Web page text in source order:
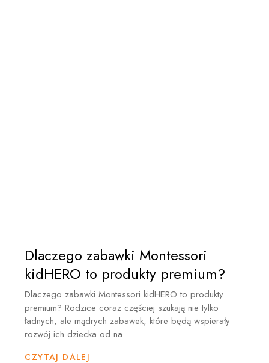
Dlaczego zabawki Montessori
kidHERO to produkty premium?
Dlaczego zabawki Montessori kidHERO to produkty
premium? Rodzice coraz częściej szukają nie tylko
ładnych, ale mądrych zabawek, które będą wspierały
rozwój ich dziecka od na
CZYTAJ DALEJ